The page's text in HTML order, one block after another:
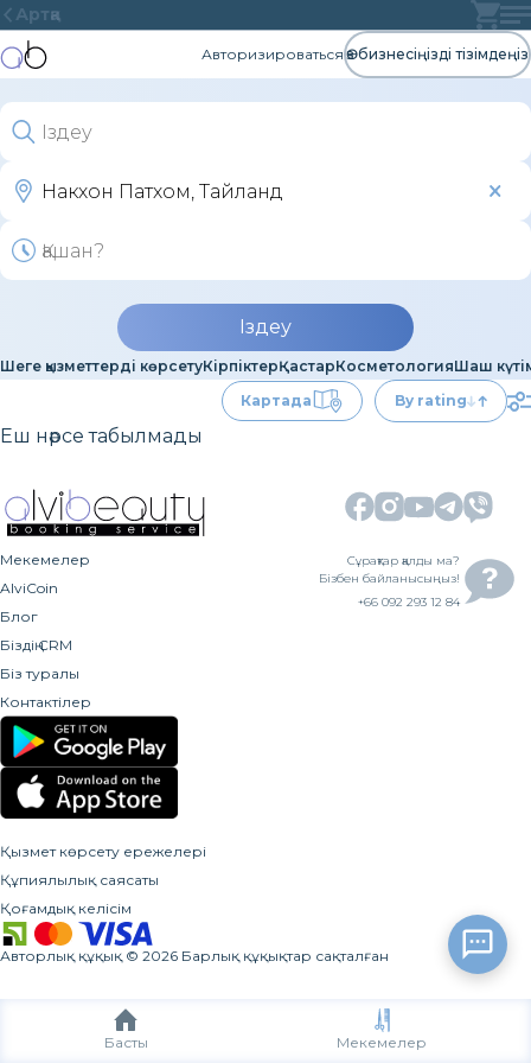
Басты Мекемелер
Артқа
Авторизироваться Өз бизнесіңізді тізімдеңіз
Іздеу
Шеге қызметтерді көрсетуКірпіктерҚастарКосметологияШаш
Картада
By rating
Еш нәрсе табылмады
Мекемелер
AlviCoin
Блог
Біздің CRM
Біз туралы
Контактілер
Сұрақтар қалды ма?
Бізбен байланысыңыз!
+66 092 293 12 84
Қызмет көрсету ережелері
Құпиялылық саясаты
Қоғамдық келісім
Авторлық құқық © 2026 Барлық құқықтар сақталған